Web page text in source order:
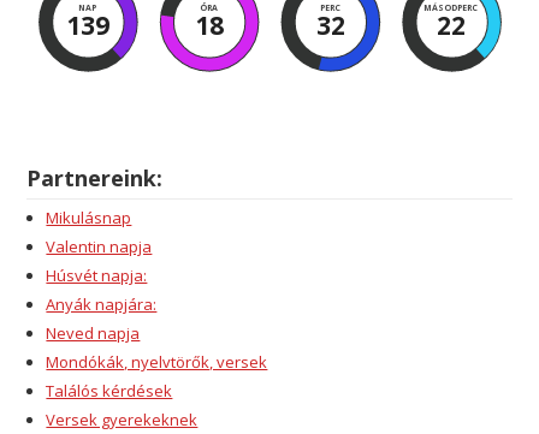
NAP
139
ÓRA
18
PERC
32
MÁSODPERC
22
Partnereink:
Mikulásnap
Valentin napja
Húsvét napja:
Anyák napjára:
Neved napja
Mondókák, nyelvtörők, versek
Találós kérdések
Versek gyerekeknek